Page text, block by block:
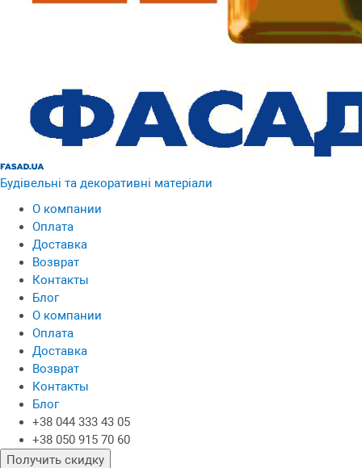
Будівельні та декоративні матеріали
О компании
Оплата
Доставка
Возврат
Контакты
Блог
О компании
Оплата
Доставка
Возврат
Контакты
Блог
+38 044 333 43 05
+38 050 915 70 60
Получить скидку